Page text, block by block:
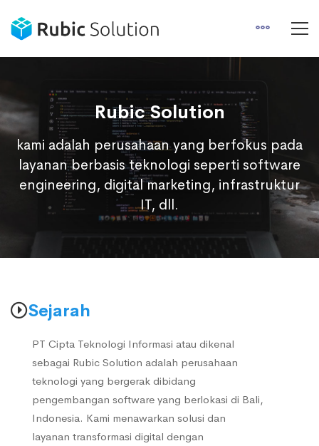
Rubic Solution
kami adalah perusahaan yang berfokus pada
layanan berbasis teknologi seperti software
engineering, digital marketing, infrastruktur
IT, dll.
Sejarah
PT Cipta Teknologi Informasi atau dikenal
sebagai Rubic Solution adalah perusahaan
teknologi yang bergerak dibidang
pengembangan software yang berlokasi di Bali,
Indonesia. Kami menawarkan solusi dan
layanan transformasi digital dengan